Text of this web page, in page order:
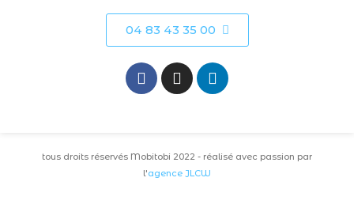
04 83 43 35 00
tous droits réservés Mobitobi 2022 - réalisé avec passion par
l'agence JLCW